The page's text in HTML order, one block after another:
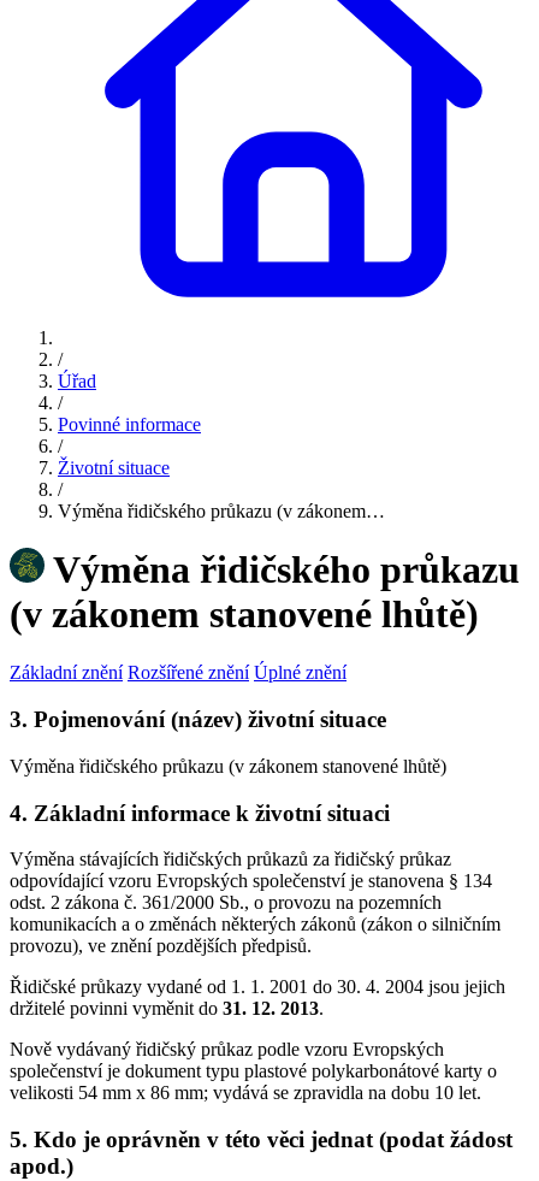
/
Úřad
/
Povinné informace
/
Životní situace
/
Výměna řidičského průkazu (v zákonem…
Výměna řidičského průkazu
(v zákonem stanovené lhůtě)
Základní znění Rozšířené znění Úplné znění
3. Pojmenování (název) životní situace
Výměna řidičského průkazu (v zákonem stanovené lhůtě)
4. Základní informace k životní situaci
Výměna stávajících řidičských průkazů za řidičský průkaz
odpovídající vzoru Evropských společenství je stanovena § 134
odst. 2 zákona č. 361/2000 Sb., o provozu na pozemních
komunikacích a o změnách některých zákonů (zákon o silničním
provozu), ve znění pozdějších předpisů.
Řidičské průkazy vydané od 1. 1. 2001 do 30. 4. 2004 jsou jejich
držitelé povinni vyměnit do 31. 12. 2013.
Nově vydávaný řidičský průkaz podle vzoru Evropských
společenství je dokument typu plastové polykarbonátové karty o
velikosti 54 mm x 86 mm; vydává se zpravidla na dobu 10 let.
5. Kdo je oprávněn v této věci jednat (podat žádost
apod.)